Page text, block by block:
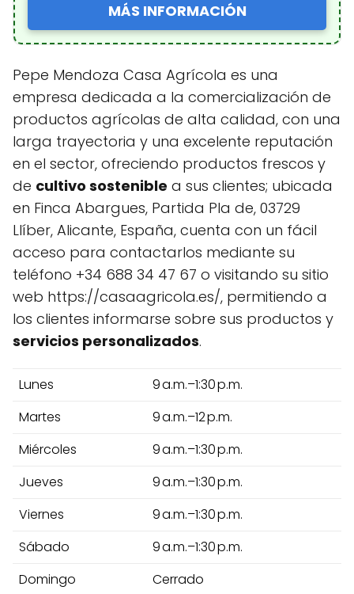
MÁS INFORMACIÓN
Pepe Mendoza Casa Agrícola es una
empresa dedicada a la comercialización de
productos agrícolas de alta calidad, con una
larga trayectoria y una excelente reputación
en el sector, ofreciendo productos frescos y
de cultivo sostenible a sus clientes; ubicada
en Finca Abargues, Partida Pla de, 03729
Llíber, Alicante, España, cuenta con un fácil
acceso para contactarlos mediante su
teléfono +34 688 34 47 67 o visitando su sitio
web https://casaagricola.es/, permitiendo a
los clientes informarse sobre sus productos y
servicios personalizados.
Lunes
9 a.m.–1:30 p.m.
Martes
9 a.m.–12 p.m.
Miércoles
9 a.m.–1:30 p.m.
Jueves
9 a.m.–1:30 p.m.
Viernes
9 a.m.–1:30 p.m.
Sábado
9 a.m.–1:30 p.m.
Domingo
Cerrado